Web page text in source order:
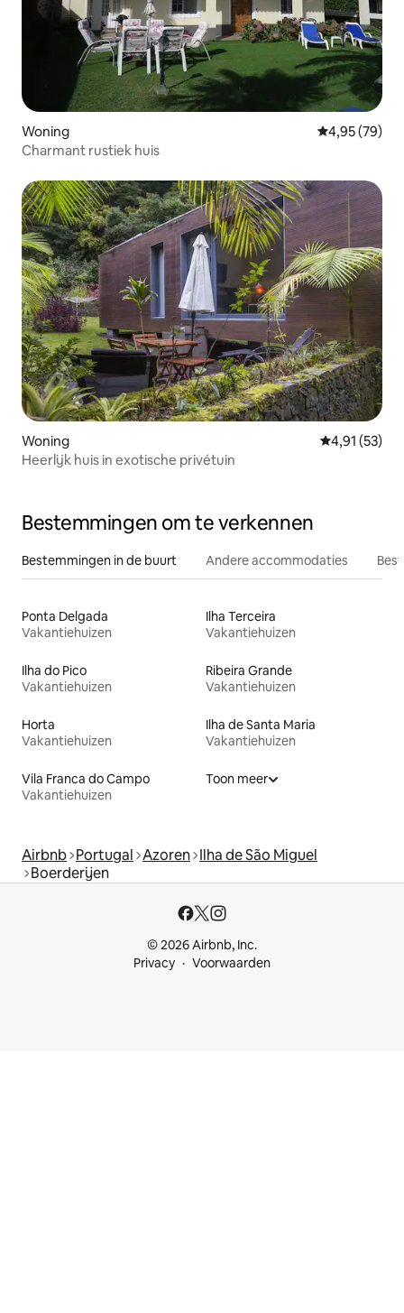
Woning Gemiddelde
4,95 (79)
Charmant rustiek huis
Woning Gemiddelde
4,91 (53)
Heerlijk huis in exotische privétuin
Bestemmingen om te verkennen
Bestemmingen in de buurt Andere accommodaties
Ponta Delgada
Vakantiehuizen
Ilha Terceira
Vakantiehuizen
Ilha do Pico
Vakantiehuizen
Ribeira Grande
Vakantiehuizen
Horta
Vakantiehuizen
Ilha de Santa Maria
Vakantiehuizen
Vila Franca do Campo
Vakantiehuizen
Toon meer
Airbnb Portugal Azoren Ilha de São Miguel
Boerderijen
© 2026 Airbnb, Inc.
Privacy
Voorwaarden